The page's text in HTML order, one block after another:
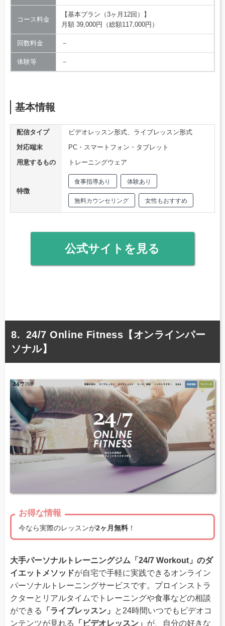
コース料金
【基本プラン（3ヶ月12回）】
月額 39,000円（総額117,000円）
回数料金 －
体験等 －
基本情報
配信タイプ
ビデオレッスン形式、ライブレッスン形式
対応端末
PC・スマートフォン・タブレット
用意するもの
トレーニングウェア
特徴
食事指導あり 体験あり
無料カウンセリング 女性もおすすめ
公式サイトを見る
24/7 Online Fitness【オンラインパー
ソナル】
お得な情報
今なら実際のレッスンが2ヶ月無料 ！
大手パーソナルトレーニングジム「24/7 Workout」のダ
イエットメソッドが自宅で手軽に実践できるオンライン
パーソナルトレーニングサービスです。プロインストラ
クターとリアルタイムでトレーニングや食事などの相談
ができる
「ライブレッスン」
と24時間いつでもビデオコ
ンテンツが見れる
「ビデオレッスン」 が、自分の好きな